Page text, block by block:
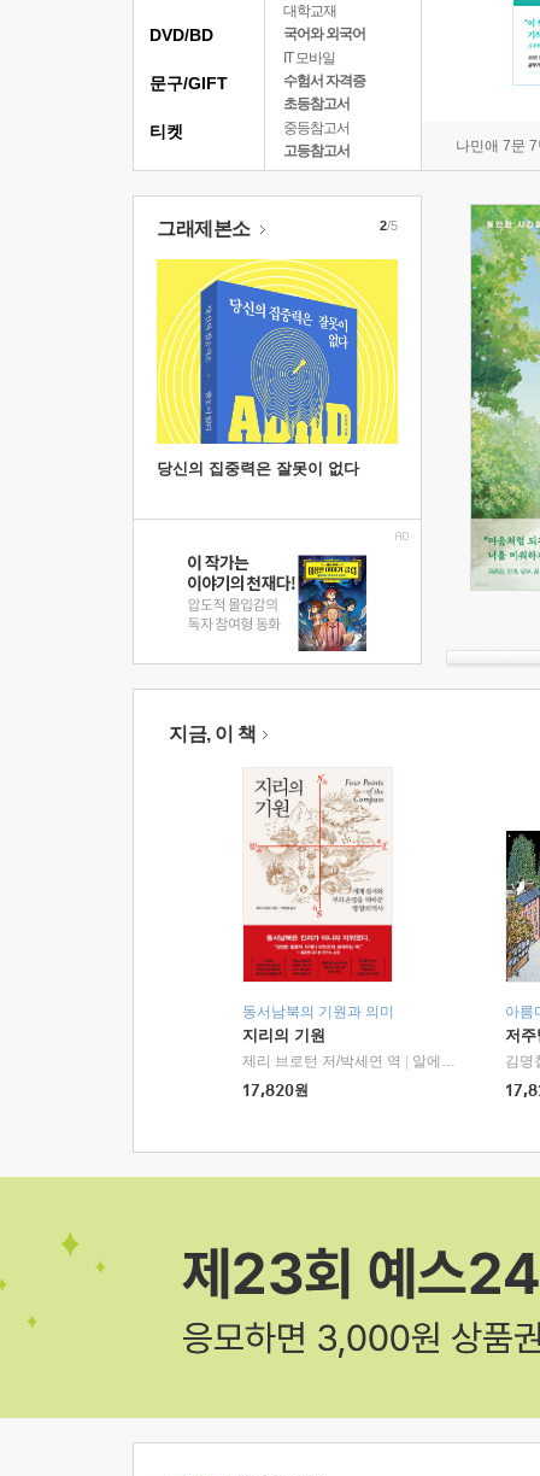
대학교재
국어와 외국어
IT 모바일
수험서 자격증
초등참고서
중등참고서
고등참고서
나민애 7문
DVD/BD
문구/GIFT
티켓
그래제본소
당신의 집중력은 잘못이 없다
2/5
지금, 이 책
동서남북의 기원과 의미
지리의 기원
제리 브로턴 저/박세연 역
알에이치코리아(RHK)
17,820원
아름
저
김명